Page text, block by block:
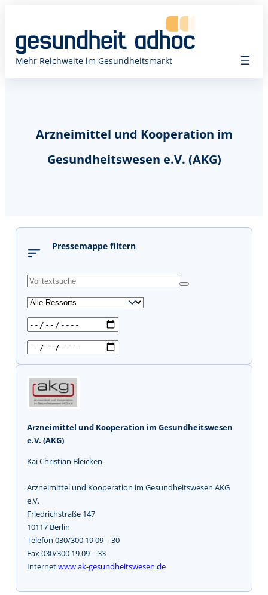
Mehr Reichweite im Gesundheitsmarkt
Arzneimittel und Kooperation im
Gesundheitswesen e.V. (AKG)
Pressemappe filtern
s
Arzneimittel und Kooperation im Gesundheitswesen
e.V. (AKG)
Kai Christian Bleicken
Arzneimittel und Kooperation im Gesundheitswesen AKG
e.V.
Friedrichstraße 147
10117 Berlin
Telefon 030/300 19 09 – 30
Fax 030/300 19 09 – 33
Internetwww.ak-gesundheitswesen.de